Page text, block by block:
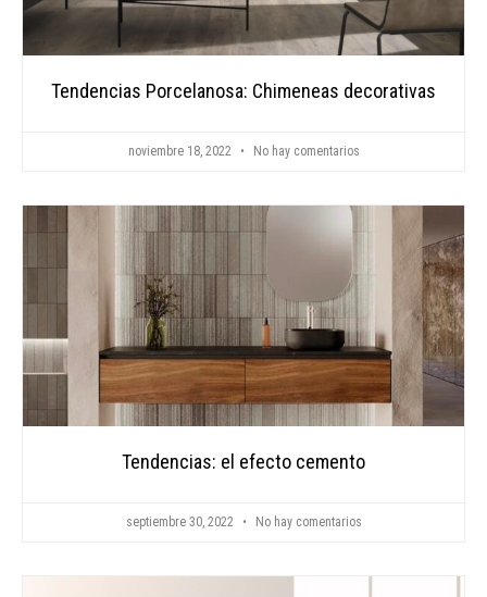
Tendencias Porcelanosa: Chimeneas decorativas
noviembre 18, 2022 No hay comentarios
Tendencias: el efecto cemento
septiembre 30, 2022 No hay comentarios